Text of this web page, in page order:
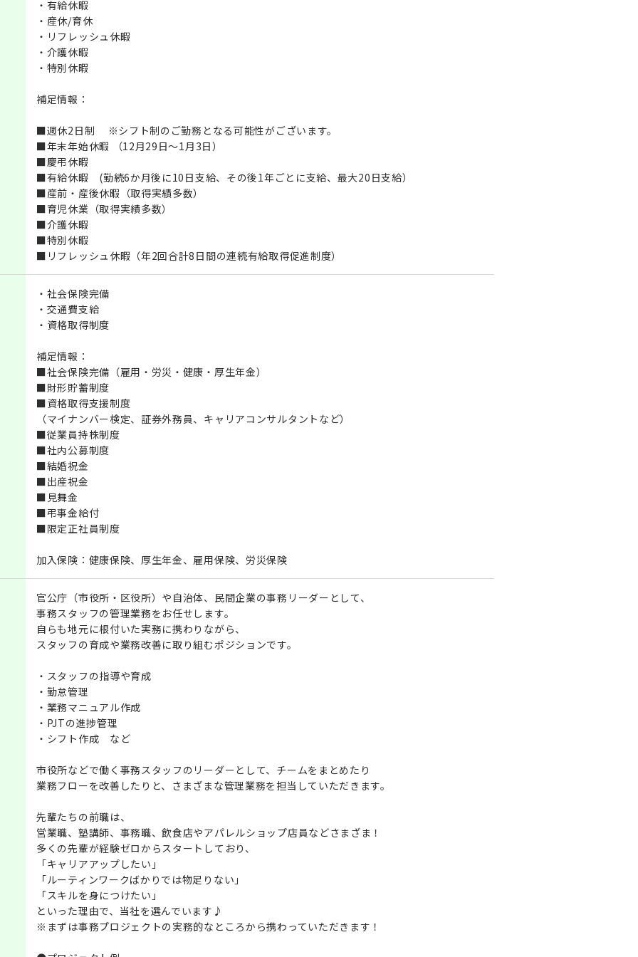
・有給休暇
・産休/育休
・リフレッシュ休暇
・介護休暇
・特別休暇
補足情報：
■週休2日制 ※シフト制のご勤務となる可能性がございます。
■年末年始休暇 （12月29日～1月3日）
■慶弔休暇
■有給休暇 (勤続6か月後に10日支給、その後1年ごとに支給、最大20日支給）
■産前・産後休暇（取得実績多数）
■育児休業（取得実績多数）
■介護休暇
■特別休暇
■リフレッシュ休暇（年2回合計8日間の連続有給取得促進制度）
・社会保険完備
・交通費支給
・資格取得制度
補足情報：
■社会保険完備（雇用・労災・健康・厚生年金）
■財形貯蓄制度
■資格取得支援制度
（マイナンバー検定、証券外務員、キャリアコンサルタントなど）
■従業員持株制度
■社内公募制度
■結婚祝金
■出産祝金
■見舞金
■弔事金給付
■限定正社員制度
加入保険：健康保険、厚生年金、雇用保険、労災保険
官公庁（市役所・区役所）や自治体、民間企業の事務リーダーとして、
事務スタッフの管理業務をお任せします。
自らも地元に根付いた実務に携わりながら、
スタッフの育成や業務改善に取り組むポジションです。
・スタッフの指導や育成
・勤怠管理
・業務マニュアル作成
・PJTの進捗管理
・シフト作成 など
市役所などで働く事務スタッフのリーダーとして、チームをまとめたり
業務フローを改善したりと、さまざまな管理業務を担当していただきます。
先輩たちの前職は、
営業職、塾講師、事務職、飲食店やアパレルショップ店員などさまざま！
多くの先輩が経験ゼロからスタートしており、
「キャリアアップしたい」
「ルーティンワークばかりでは物足りない」
「スキルを身につけたい」
といった理由で、当社を選んでいます♪
※まずは事務プロジェクトの実務的なところから携わっていただきます！